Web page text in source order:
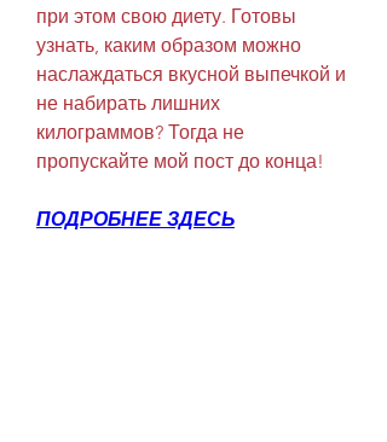
при этом свою диету. Готовы
узнать, каким образом можно
наслаждаться вкусной выпечкой и
не набирать лишних
килограммов? Тогда не
пропускайте мой пост до конца!
ПОДРОБНЕЕ ЗДЕСЬ